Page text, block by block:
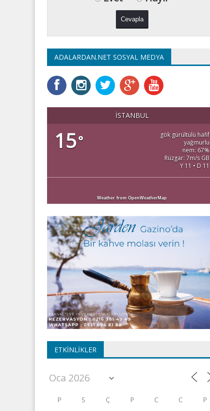
ADALARDAN.NET SOSYAL MEDYA
İSTANBUL
15°
gök gürültülü hafif
yağmurlu
nem: 67%
Rüzgar: 7m/s GB
Y 11 • D 11
Weather from OpenWeatherMap
ETKINLIKLER
P S Ç P C C P